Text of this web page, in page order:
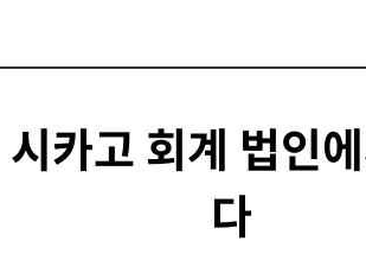
카고 회계 법인
다